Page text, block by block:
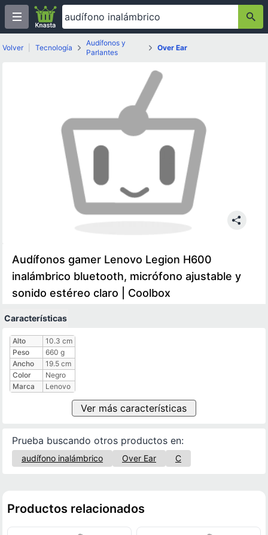
Volver Tecnología
Audífonos y
Parlantes
Over Ear
Audífonos gamer Lenovo Legion H600
inalámbrico bluetooth, micrófono ajustable y
sonido estéreo claro | Coolbox
Características
Características técnicas
Alto
10.3 cm
Peso
660 g
Ancho
19.5 cm
Color
Negro
Marca
Lenovo
Ver más características
Prueba buscando otros productos en:
audífono inalámbrico Over Ear C
Productos relacionados